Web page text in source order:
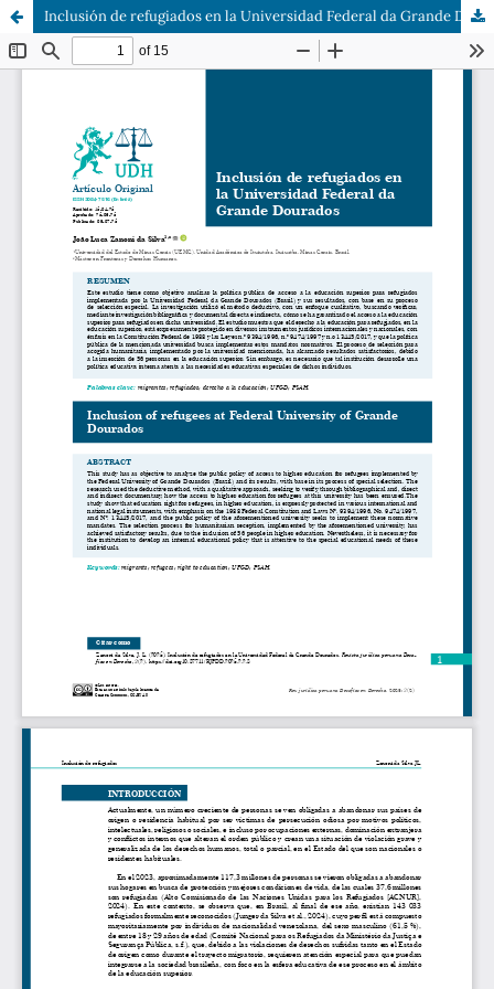
Inclusión de refugiados en la Universidad Federal da Grande Dourados